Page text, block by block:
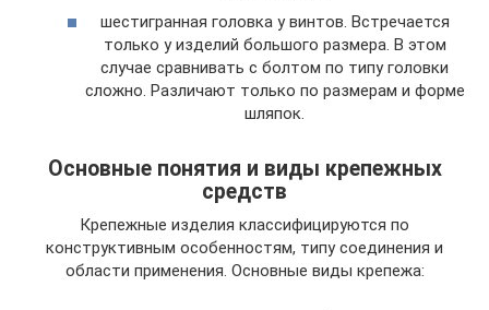
шестигранная головка у винтов. Встречается
только у изделий большого размера. В этом
случае сравнивать с болтом по типу головки
сложно. Различают только по размерам и форме
шляпок.
Основные понятия и виды крепежных
средств
Крепежные изделия классифицируются по
конструктивным особенностям, типу соединения и
области применения. Основные виды крепежа: